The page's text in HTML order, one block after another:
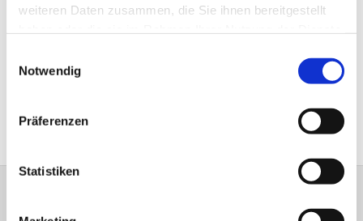
weiteren Daten zusammen, die Sie ihnen bereitgestellt
Notwendig
Präferenzen
Statistiken